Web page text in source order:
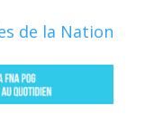
de la Nation